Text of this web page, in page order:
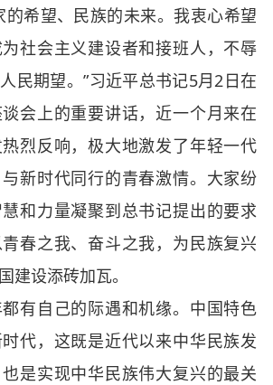
希望、民族的未来。我衷心希望
社会主义建设者和接班人，不辱
民期望。”习近平总书记5月2日在
会上的重要讲话，近一个月来在
烈反响，极大地激发了年轻一代
新时代同行的青春激情。大家纷
和力量凝聚到总书记提出的要求
春之我、奋斗之我，为民族复兴
建设添砖加瓦。
自己的际遇和机缘。中国特色
代，这既是近代以来中华民族发
是实现中华民族伟大复兴的最关